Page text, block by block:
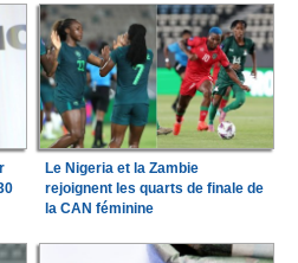
Le Nigeria et la Zambie
rejoignent les quarts de finale de
la CAN féminine